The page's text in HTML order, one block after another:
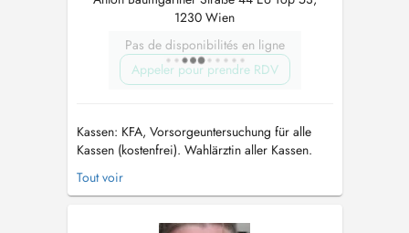
1230 Wien
Pas de disponibilités en ligne
Appeler pour prendre RDV
Kassen: KFA, Vorsorgeuntersuchung für alle
Kassen (kostenfrei). Wahlärztin aller Kassen.
Über mich: Ich wurde 1981 in Wien geboren
und verbrachte meine gesamte Kindheit und
absolvierte ich an der MedUniWien ...
Tout voir